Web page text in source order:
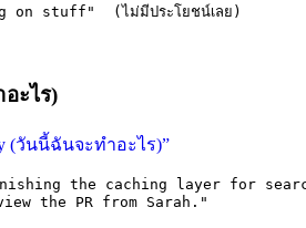
on stuff"  (ไม่มีประโยชน์เลย)
ะไร)
(วันนี้ฉันจะทำอะไร)”
the caching layer for
the PR from Sarah."